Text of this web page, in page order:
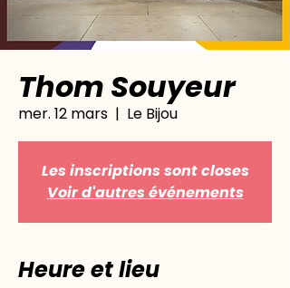
Thom Souyeur
mer. 12 mars
  |
Le Bijou
Les inscriptions sont closes
Voir d'autres événements
Heure et lieu